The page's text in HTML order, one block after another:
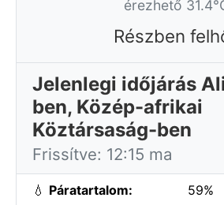
érezhető
Részben
Jelenlegi időjárás
ben, Közép-afrikai
Köztársaság-ben
Frissítve: 12:15 ma
💧 Páratartalom: 59%